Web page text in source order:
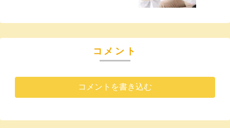
コメント
コメントを書き込む